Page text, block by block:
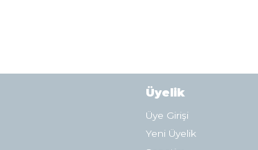
Üyelik
Üye Girişi
Yeni Üyelik